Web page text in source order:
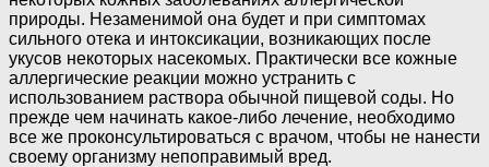
природы. Незаменимой она будет и при симптомах
сильного отека и интоксикации, возникающих после
укусов некоторых насекомых. Практически все кожные
аллергические реакции можно устранить с
использованием раствора обычной пищевой соды. Но
прежде чем начинать какое-либо лечение, необходимо
все же проконсультироваться с врачом, чтобы не нанести
своему организму непоправимый вред.